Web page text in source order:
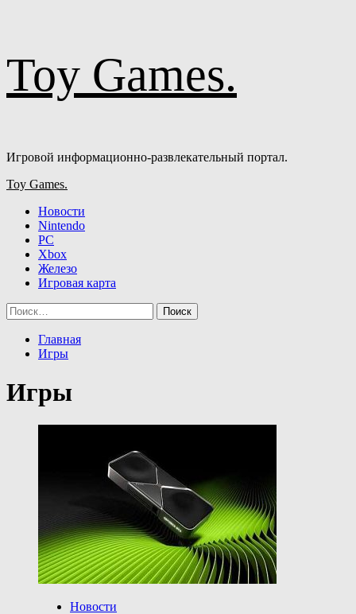
к
содержимому
Toy Games.
Игровой информационно-развлекательный портал.
Основное
Toy Games.
Новости
Nintendo
PC
Xbox
Железо
Игровая карта
Найти:
Главная
Игры
Игры
Новости